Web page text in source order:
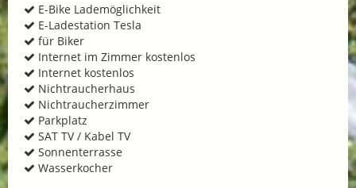
E-Bike Lademöglichkeit
E-Ladestation Tesla
für Biker
Internet im Zimmer kostenlos
Internet kostenlos
Nichtraucherhaus
Nichtraucherzimmer
Parkplatz
SAT TV / Kabel TV
Sonnenterrasse
Wasserkocher